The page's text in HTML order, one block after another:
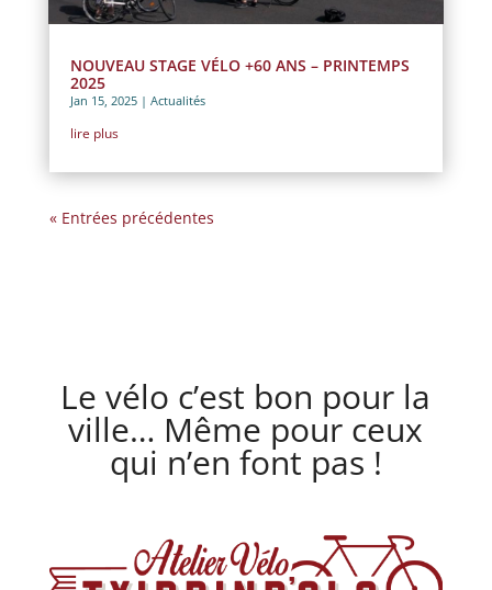
NOUVEAU STAGE VÉLO +60 ANS – PRINTEMPS
2025
Jan 15, 2025| Actualités
lire plus
« Entrées précédentes
Le vélo c’est bon pour la
ville… Même pour ceux
qui n’en font pas !